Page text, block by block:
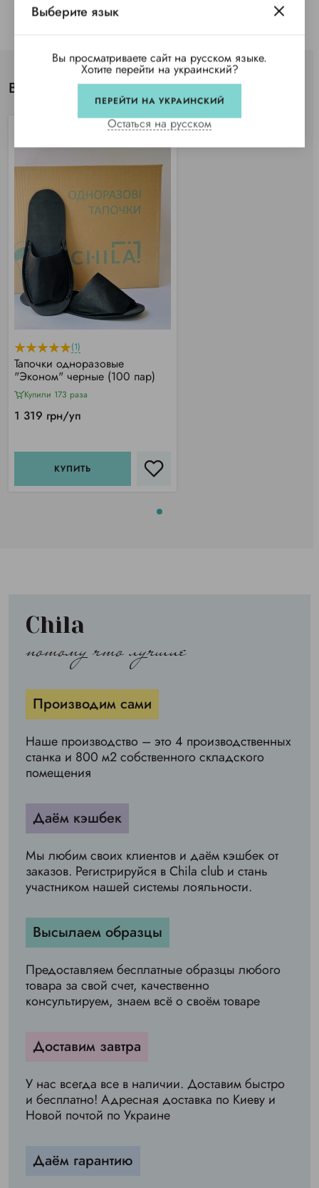
Вы просматривали
(1)
Тапочки одноразовые
"Эконом" черные (100 пар)
Купили 173 раза
1 319 грн/уп
КУПИТЬ
Chila
потому что лучшие
Производим сами
Наше производство – это 4 производственных
станка и 800 м2 собственного складского
помещения
Даём кэшбек
Мы любим своих клиентов и даём кэшбек от
заказов. Регистрируйся в Chila club и стань
участником нашей системы лояльности.
Высылаем образцы
Предоставляем бесплатные образцы любого
товара за свой счет, качественно
консультируем, знаем всё о своём товаре
Доставим завтра
У нас всегда все в наличии. Доставим быстро
и бесплатно! Адресная доставка по Киеву и
Новой почтой по Украине
Даём гарантию
Выберите язык
Вы просматриваете сайт на русском языке.
Хотите перейти на украинский?
ПЕРЕЙТИ НА УКРАИНСКИЙ
Остаться на русском